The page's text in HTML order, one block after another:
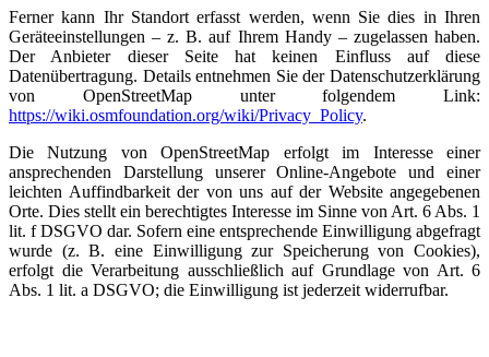
Ferner kann Ihr Standort erfasst werden, wenn Sie dies in Ihren
Geräteeinstellungen – z. B. auf Ihrem Handy – zugelassen haben.
Der Anbieter dieser Seite hat keinen Einfluss auf diese
Datenübertragung. Details entnehmen Sie der Datenschutzerklärung
von OpenStreetMap unter folgendem Link:
https://wiki.osmfoundation.org/wiki/Privacy_Policy.
Die Nutzung von OpenStreetMap erfolgt im Interesse einer
ansprechenden Darstellung unserer Online-Angebote und einer
leichten Auffindbarkeit der von uns auf der Website angegebenen
Orte. Dies stellt ein berechtigtes Interesse im Sinne von Art. 6 Abs. 1
lit. f DSGVO dar. Sofern eine entsprechende Einwilligung abgefragt
wurde (z. B. eine Einwilligung zur Speicherung von Cookies),
erfolgt die Verarbeitung ausschließlich auf Grundlage von Art. 6
Abs. 1 lit. a DSGVO; die Einwilligung ist jederzeit widerrufbar.